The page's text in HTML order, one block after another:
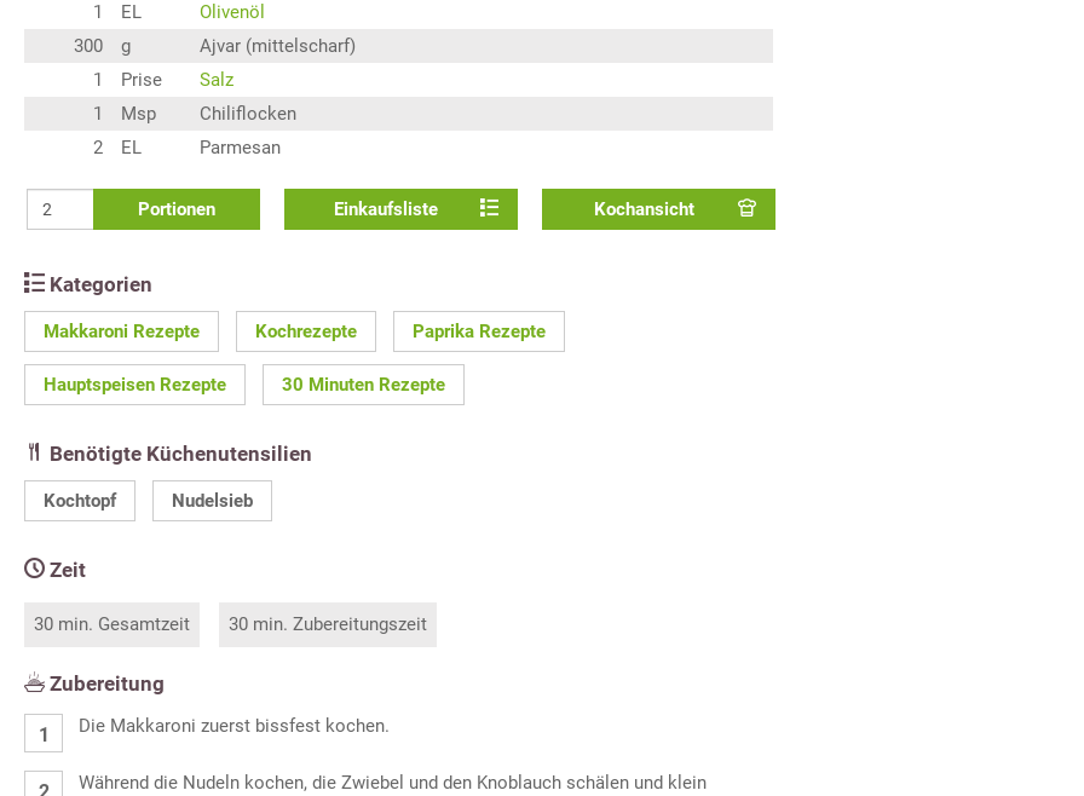
1
EL
Olivenöl
300
g
Ajvar (mittelscharf)
1
Prise
Salz
1
Msp
Chiliflocken
2
EL Parmesan
Portionen Einkaufsliste Kochansicht
Kategorien
Makkaroni Rezepte Kochrezepte Paprika Rezepte
Hauptspeisen Rezepte 30 Minuten Rezepte
Benötigte Küchenutensilien
Kochtopf Nudelsieb
Zeit
30 min. Gesamtzeit 30 min. Zubereitungszeit
Zubereitung
Die Makkaroni zuerst bissfest kochen.
Während die Nudeln kochen, die Zwiebel und den Knoblauch schälen und klein